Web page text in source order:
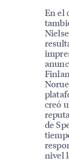
En el
creó
de
nivel